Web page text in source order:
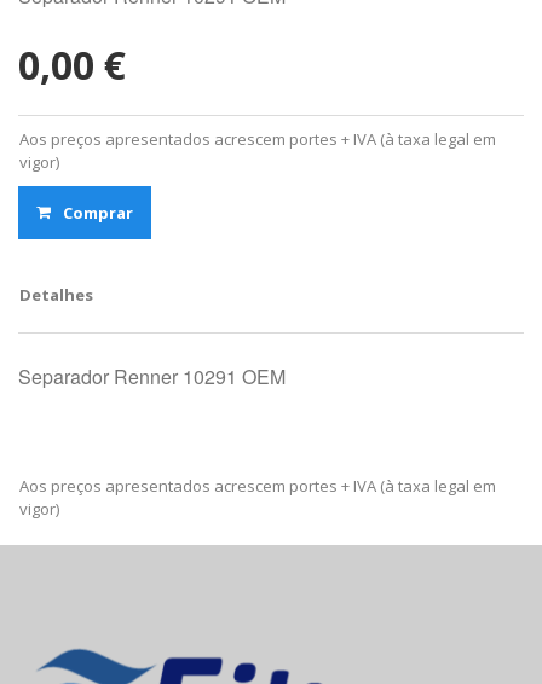
0,00 €
Aos preços apresentados acrescem portes + IVA (à taxa legal em
vigor)
Comprar
Detalhes
Separador Renner 10291 OEM
Aos preços apresentados acrescem portes + IVA (à taxa legal em
vigor)